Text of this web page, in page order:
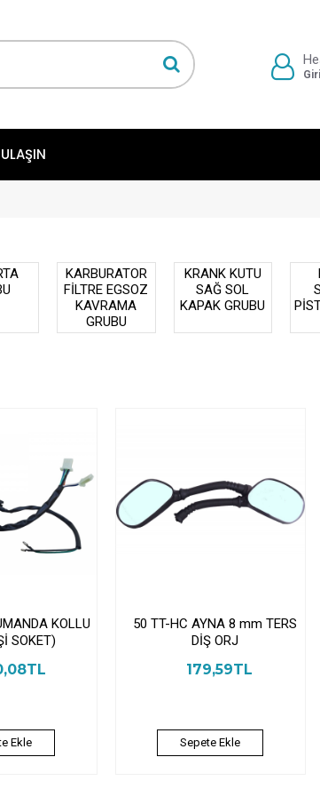
KARBURATOR
FİLTRE EGSOZ
KAVRAMA
GRUBU
KRANK KUTU
SAĞ SOL
KAPAK GRUBU
KOLLU
SOKET)
Ekle
50 TT-HC AYNA 8 mm TERS
DİŞ ORJ
179,59TL
Sepete Ekle